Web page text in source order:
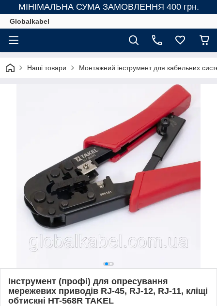
МІНІМАЛЬНА СУМА ЗАМОВЛЕННЯ 400 грн.
Globalkabel
Наші товари Монтажний інструмент для кабельних
Інструмент (профі) для опресування
мережевих приводів RJ-45, RJ-12, RJ-11, кліщі
обтискні HT-568R TAKEL